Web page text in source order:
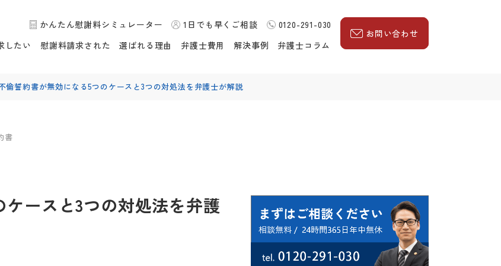
かんたん慰謝料シミュレーター 1日でも早くご相談
0120-291-030
したい
慰謝料請求された 選ばれる理由 弁護士費用 解決事例 弁護士コラム
お問い合わせ
倫誓約書が無効になる5つのケースと3つの対処法を弁護士が解説
書
ースと3つの対処法を弁護